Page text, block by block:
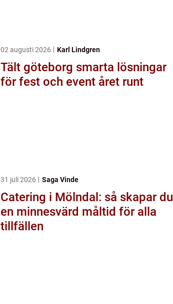
02 augusti 2026 Karl Lindgren
Tält göteborg smarta lösningar
för fest och event året runt
31 juli 2026 Saga Vinde
Catering i Mölndal: så skapar du
en minnesvärd måltid för alla
tillfällen